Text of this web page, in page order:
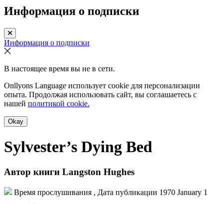
Информация о подписки
Информация о подписки
В настоящее время вы не в сети.
Onllyons Language использует cookie для персонализации
опыта. Продолжая использовать сайт, вы соглашаетесь с
нашей политикой cookie.
Okay
Sylvester’s Dying Bed
Автор книги Langston Hughes
Время прослушивания , Дата публикации 1970 January 1